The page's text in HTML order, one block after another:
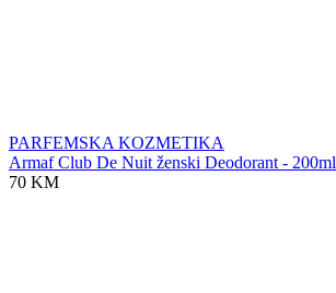
PARFEMSKA KOZMETIKA
Armaf Club De Nuit ženski Deodorant - 200ml
70 KM